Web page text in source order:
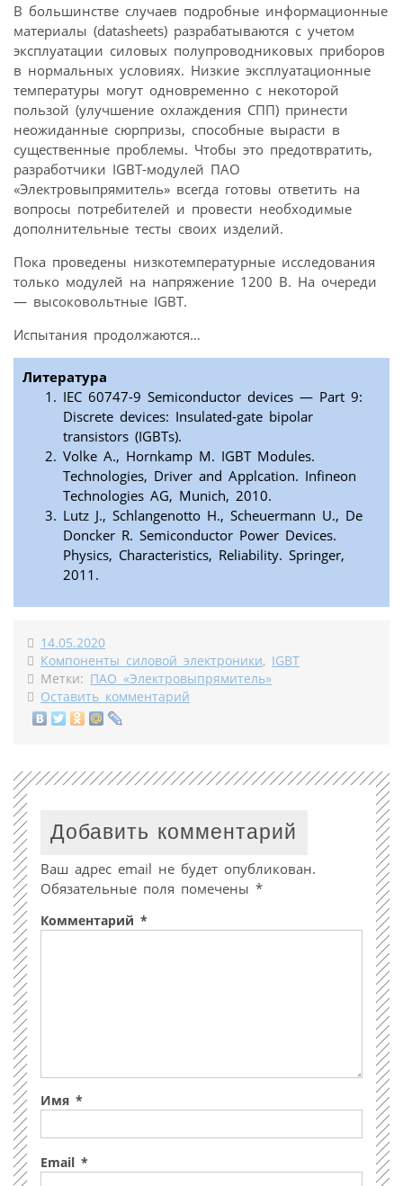
В большинстве случаев подробные информационные
материалы (datasheets) разрабатываются с учетом
эксплуатации силовых полупроводниковых приборов
в нормальных условиях. Низкие эксплуатационные
температуры могут одновременно с некоторой
пользой (улучшение охлаждения СПП) принести
неожиданные сюрпризы, способные вырасти в
существенные проблемы. Чтобы это предотвратить,
разработчики IGBT-модулей ПАО
«Электровыпрямитель» всегда готовы ответить на
вопросы потребителей и провести необходимые
дополнительные тесты своих изделий.
Пока проведены низкотемпературные исследования
только модулей на напряжение 1200 В. На очереди
— высоковольтные IGBT.
Испытания продолжаются…
Литература
IEC 60747-9 Semiconductor devices — Part 9:
Discrete devices: Insulated-gate bipolar
transistors (IGBTs).
Volke А., Hornkamp M. IGBT Modules.
Technologies, Driver and Applcation. Infineon
Technologies AG, Munich, 2010.
Lutz J., Schlangenotto H., Scheuermann U., De
Doncker R. Semiconductor Power Devices.
Physics, Characteristics, Reliability. Springer,
2011.
14.05.2020
Компоненты силовой электроники, IGBT
Метки: ПАО «Электровыпрямитель»
Оставить комментарий
Добавить комментарий
Ваш адрес email не будет опубликован.
Обязательные поля помечены *
Комментарий *
Имя *
Email *